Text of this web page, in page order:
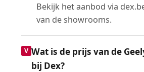
Bekijk het aanbod via
van de showrooms.
Wat is de prijs van de
bij Dex?